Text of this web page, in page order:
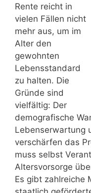
Rente reicht in
vielen Fällen nicht
mehr aus, um im
Alter den
gewohnten
Lebensstandard
zu halten. Die
Gründe sind
vielfältig: Der
demografische
Lebenserwartung
verschärfen das
muss selbst
Altersvorsorge
Es gibt zahlreiche